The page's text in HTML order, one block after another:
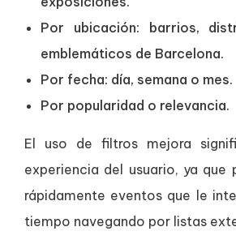
Por ubicación: barrios,
emblemáticos de Barcelona.
Por fecha: día, semana o mes.
Por popularidad o relevancia.
El uso de filtros mejora
experiencia del usuario, ya que
rápidamente eventos que le
tiempo navegando por listas